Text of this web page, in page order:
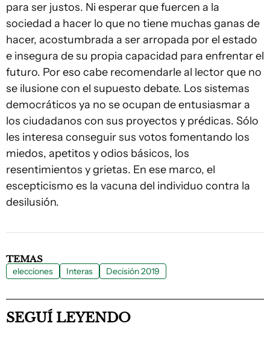
para ser justos. Ni esperar que fuercen a la
sociedad a hacer lo que no tiene muchas ganas de
hacer, acostumbrada a ser arropada por el estado
e insegura de su propia capacidad para enfrentar el
futuro. Por eso cabe recomendarle al lector que no
se ilusione con el supuesto debate. Los sistemas
democráticos ya no se ocupan de entusiasmar a
los ciudadanos con sus proyectos y prédicas. Sólo
les interesa conseguir sus votos fomentando los
miedos, apetitos y odios básicos, los
resentimientos y grietas. En ese marco, el
escepticismo es la vacuna del individuo contra la
desilusión.
TEMAS
elecciones Interas Decisión 2019
SEGUÍ LEYENDO